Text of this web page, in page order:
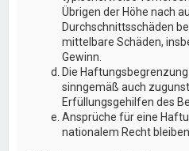
Übrigen der Höhe nach
Durchschnittsschäden
mittelbare Schäden,
Gewinn.
Die
sinngemäß auch
Erfüllungsgehilfen des
Ansprüche für eine
nationalem Recht